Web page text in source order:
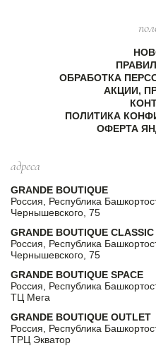
ОБРАБОТКА
АКЦИИ,
ПОЛИТИКА
ОФЕРТА
адреса
GRANDE BOUTIQUE
Россия, Республика
Чернышевского, 75
GRANDE BOUTIQUE
Россия, Республика
Чернышевского, 75
GRANDE BOUTIQUE SPACE
Россия, Республика
ТЦ Мега
GRANDE BOUTIQUE OUTLET
Россия, Республика
ТРЦ Экватор